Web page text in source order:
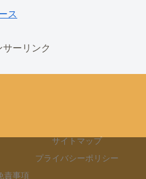
ス
サーリンク
サイトマップ
プライバシーポリシー
責事項